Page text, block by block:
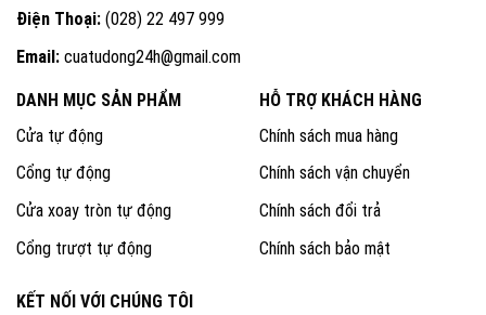
Điện Thoại: (028) 22 497 999
Email: cuatudong24h@gmail.com
DANH MỤC SẢN PHẨM
Cửa tự động
Cổng tự động
Cửa xoay tròn tự động
Cổng trượt tự động
HỖ TRỢ KHÁCH HÀNG
Chính sách mua hàng
Chính sách vận chuyển
Chính sách đổi trả
Chính sách bảo mật
KẾT NỐI VỚI CHÚNG TÔI